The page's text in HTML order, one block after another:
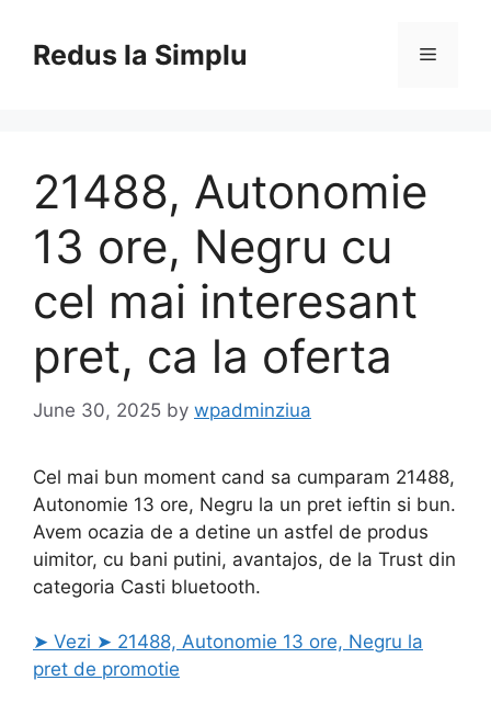
contentRedus la Simplu Menu
21488, Autonomie
13 ore, Negru cu
cel mai interesant
pret, ca la oferta
June 30, 2025 by wpadminziua
Cel mai bun moment cand sa cumparam 21488,
Autonomie 13 ore, Negru la un pret ieftin si bun.
Avem ocazia de a detine un astfel de produs
uimitor, cu bani putini, avantajos, de la Trust din
categoria Casti bluetooth.
➤ Vezi ➤ 21488, Autonomie 13 ore, Negru la
pret de promotie